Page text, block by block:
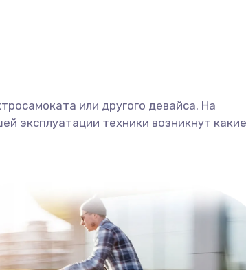
или другого девайса. На
эксплуатации техники возникнут